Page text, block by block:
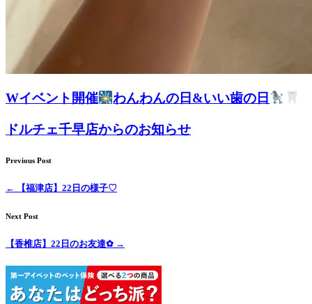
Wイベント開催 わんわんの日&いい歯の日
ドルチェ千早店からのお知らせ
Previous Post
← 【福津店】22日の様子♡
Next Post
【香椎店】22日のお友達✿ →